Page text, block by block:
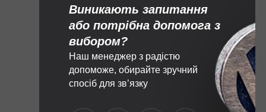
Виникають запитання
або потрібна допомога з
вибором?
Наш менеджер з радістю
допоможе, обирайте зручний
спосіб для зв’язку